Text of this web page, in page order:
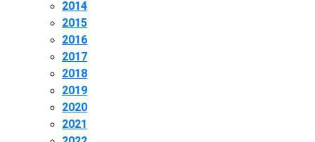
2014
2015
2016
2017
2018
2019
2020
2021